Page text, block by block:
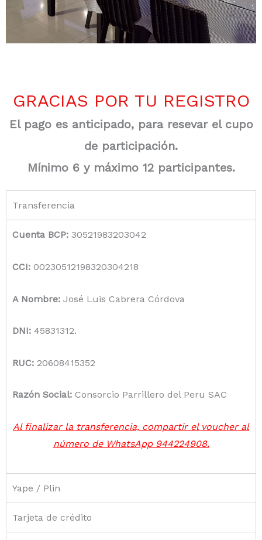
GRACIAS POR TU REGISTRO
El pago es anticipado, para resevar el cupo
de participación.
Mínimo 6 y máximo 12 participantes.
Transferencia
Cuenta BCP: 30521983203042
CCI: 00230512198320304218
A Nombre: José Luis Cabrera Córdova
DNI: 45831312.
RUC: 20608415352
Razón Social: Consorcio Parrillero del Peru SAC
Al finalizar la transferencia, compartir el voucher al
número de WhatsApp 944224908.
Yape / Plin
Tarjeta de crédito